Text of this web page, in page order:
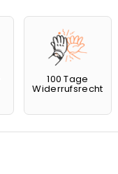
100 Tage
Widerrufsrecht